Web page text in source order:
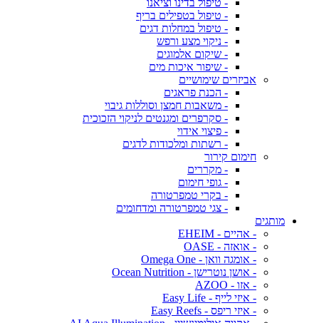
- טיפול בדינו וציאנו
- טיפול בטפילים בריף
- טיפול במחלות דגים
- ניקוי מצע ורפש
- שיקום אלמוגים
- שיפור איכות מים
אביזרים שימושיים
- הכנת פראגים
- משאבות חמצן וסוללות גיבוי
- סקרפרים ומגנטים לניקוי הזכוכית
- פיצוי אידוי
- רשתות ומלכודות לדגים
חימום קירור
- מקררים
- גופי חימום
- בקרי טמפרטורה
- צגי טמפרטורה ומדחומים
מותגים
- אהיים - EHEIM
- אואזה - OASE
- אומגה וואן - Omega One
- אושן נוטרישן - Ocean Nutrition
- אזו - AZOO
- איזי לייף - Easy Life
- איזי ריפס - Easy Reefs